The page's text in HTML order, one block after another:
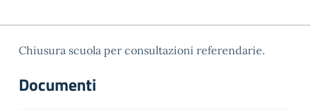
Chiusura scuola per consultazioni referendarie.
Documenti